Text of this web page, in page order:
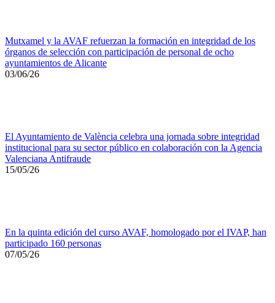
Mutxamel y la AVAF refuerzan la formación en integridad de los
órganos de selección con participación de personal de ocho
ayuntamientos de Alicante
03/06/26
El Ayuntamiento de València celebra una jornada sobre integridad
institucional para su sector público en colaboración con la Agencia
Valenciana Antifraude
15/05/26
En la quinta edición del curso AVAF, homologado por el IVAP, han
participado 160 personas
07/05/26